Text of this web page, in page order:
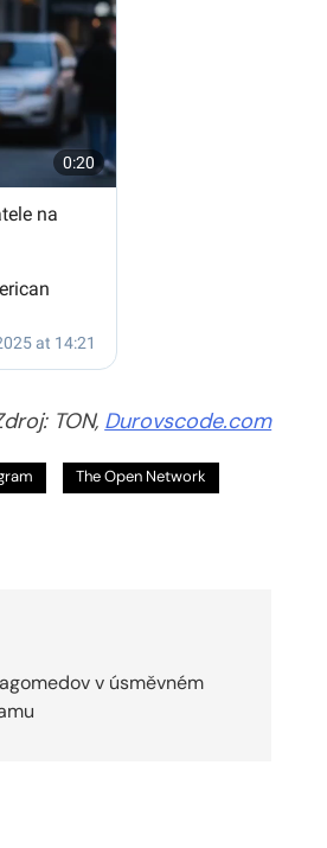
TON, Durovscode.com
The Open Network
v úsměvném